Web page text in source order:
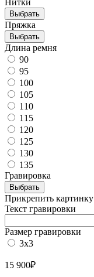
Выбрать
Пряжка
Выбрать
Длина ремня
90
95
100
105
110
115
120
125
130
135
Гравировка
Выбрать
Прикрепить картинку
Текст гравировки
Размер гравировки
3х3
15 900₽